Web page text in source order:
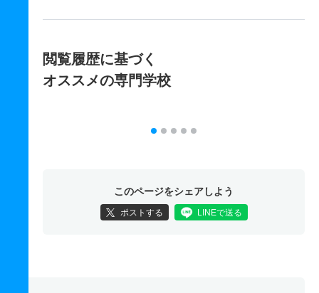
閲覧履歴に基づく
オススメの専門学校
このページをシェアしよう
ポストする LINEで送る